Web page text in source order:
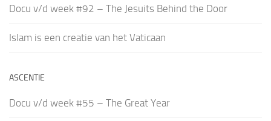
Docu v/d week #92 – The Jesuits Behind the Door
Islam is een creatie van het Vaticaan
ASCENTIE
Docu v/d week #55 – The Great Year